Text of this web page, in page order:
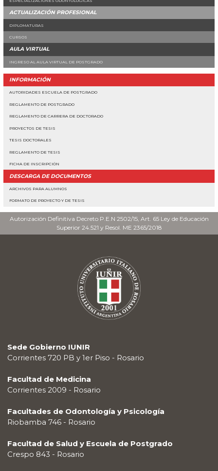
ACTUALIZACIÓN PROFESIONAL
DIPLOMATURAS
CURSOS
AULA VIRTUAL
INGRESO AL AULA VIRTUAL DE POSTGRADO
INFORMACIÓN
AUTORIDADES ESCUELA DE POSTGRADO
REGLAMENTO DE POSTGRADO
REGLAMENTO DE CARRERA DE DOCTORADO
PROYECTOS DE TESIS
TESIS DOCTORALES
REGLAMENTO DE TESIS
FICHA DE INSCRIPCIÓN
DESCARGA DE DOCUMENTOS
ARCHIVOS PARA ALUMNOS
FORMATO DE PROYECTO Y DE TESIS
Autorización Definitiva Decreto P.E.N 2502/15, Art. 65 Ley de Educación
Superior 24.521 y Resol. ME 2365/2018
Sede Gobierno IUNIR
Corrientes 720 PB y 1er Piso - Rosario
Facultad de Medicina
Corrientes 2009 - Rosario
Facultades de Odontología y Psicología
Riobamba 746 - Rosario
Facultad de Salud y Escuela de Postgrado
Crespo 843 - Rosario